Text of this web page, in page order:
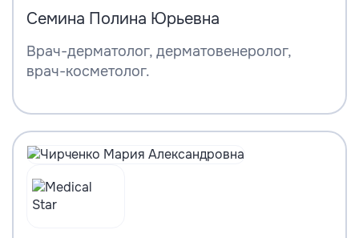
Семина Полина Юрьевна
Врач-дерматолог, дерматовенеролог,
врач-косметолог.